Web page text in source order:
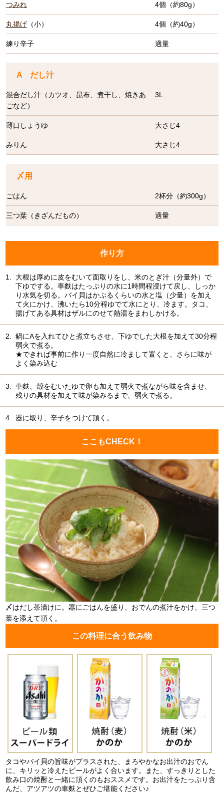
つみれ 4個（約80g）
丸揚げ（小） 4個（約40g）
練り辛子 適量
A だし汁
混合だし汁（カツオ、昆布、煮干し、焼きあ
ごなど）
3L
薄口しょうゆ 大さじ4
みりん 大さじ4
〆用
ごはん 2杯分（約300g）
三つ葉（きざんだもの） 適量
作り方
1.
大根は厚めに皮をむいて面取りをし、米のとぎ汁（分量外）で
下ゆでする。車麩はたっぷりの水に1時間程浸けて戻し、しっか
り水気を切る。バイ貝はかぶるくらいの水と塩（少量）を加え
て火にかけ、沸いたら10分程ゆでて水にとり、冷ます。タコ、
揚げてある具材はザルにのせて熱湯をまわしかける。
2.
鍋にAを入れてひと煮立ちさせ、下ゆでした大根を加えて30分程
弱火で煮る。
★できれば事前に作り一度自然に冷まして置くと、さらに味が
よく染み込む
3.
車麩、殻をむいたゆで卵も加えて弱火で煮ながら味を含ませ、
残りの具材を加えて味が染みるまで、弱火で煮る。
4. 器に取り、辛子をつけて頂く。
ここもCHECK！
〆はだし茶漬けに。器にごはんを盛り、おでんの煮汁をかけ、三つ
葉を添えて頂く。
この料理に合う飲み物
タコやバイ貝の旨味がプラスされた、まろやかなお出汁のおでん
に、キリッと冷えたビールがよく合います。また、すっきりとした
飲み口の焼酎と一緒に頂くのもおススメです。お出汁をたっぷり含
んだ、アツアツの車麩とぜひご堪能ください♪